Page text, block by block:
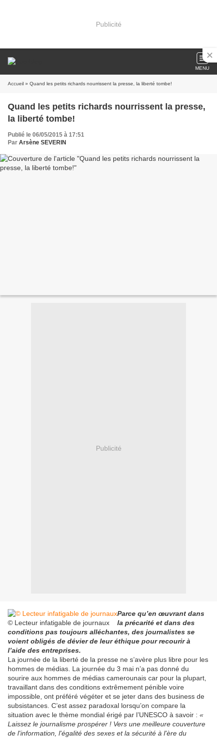
Publicité
MENU
Accueil » Quand les petits richards nourrissent la presse, la liberté tombe!
Quand les petits richards nourrissent la presse,
la liberté tombe!
Publié le 06/05/2015 à 17:51
Par Arsène SEVERIN
Publicité
© Lecteur infatigable de journaux
Parce qu’en œuvrant dans
la précarité et dans des
conditions pas toujours alléchantes, des journalistes se
voient obligés de dévier de leur éthique pour recourir à
l’aide des entreprises.
La journée de la liberté de la presse ne s’avère plus libre pour les
hommes de médias. La journée du 3 mai n’a pas donné du
sourire aux hommes de médias camerounais car pour la plupart,
travaillant dans des conditions extrêmement pénible voire
impossible, ont préféré végéter et se jeter dans des business de
subsistances. C’est assez paradoxal lorsqu’on compare la
situation avec le thème mondial érigé par l’UNESCO à savoir : «
Laissez le journalisme prospérer ! Vers une meilleure couverture
de l'information, l'égalité des sexes et la sécurité à l'ère du